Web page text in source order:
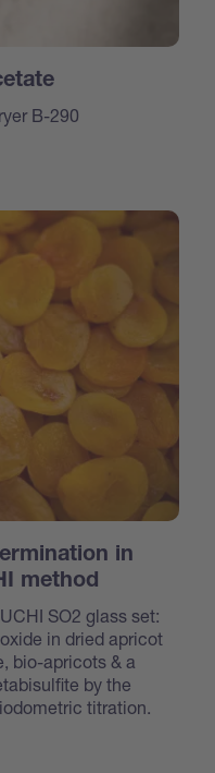
B-290
in
method
SO2 glass set:
in dried apricot
bio-apricots & a
by the
titration.